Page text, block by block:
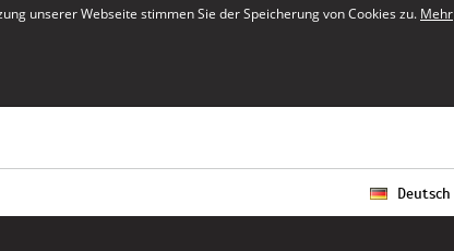
unserer Webseite stimmen Sie der Speicherung von Cookies zu. Mehr
Deutsch